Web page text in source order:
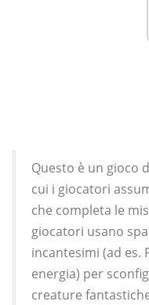
Questo è un gioco
cui i giocatori
che completa le
giocatori usano
incantesimi (ad es.
energia) per
creature